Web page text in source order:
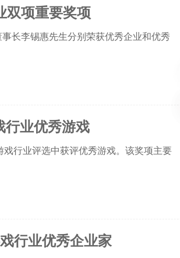
双项重要奖项
长李锡惠先生分别荣获优秀企业和优秀
行业优秀游戏
戏行业评选中获评优秀游戏。该奖项主要
行业优秀企业家